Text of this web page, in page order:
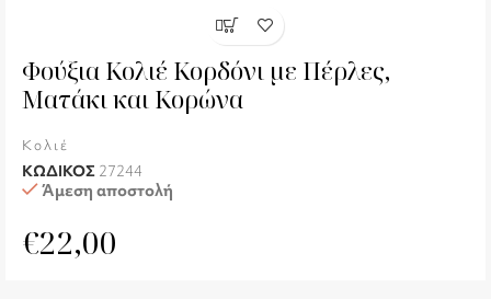
Φούξια Κολιέ Κορδόνι με Πέρλες,
Ματάκι και Κορώνα
Κολιέ
ΚΩΔΙΚΟΣ 27244
Άμεση αποστολή
€22,00